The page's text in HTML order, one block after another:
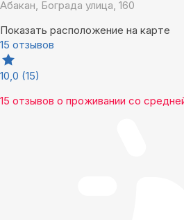
Абакан, Бограда улица, 160
Показать расположение на карте
15 отзывов
10,0 (15)
15 отзывов о проживании со